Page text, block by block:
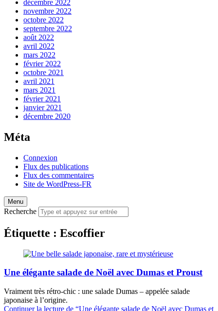
décembre 2022
novembre 2022
octobre 2022
septembre 2022
août 2022
avril 2022
mars 2022
février 2022
octobre 2021
avril 2021
mars 2021
février 2021
janvier 2021
décembre 2020
Méta
Connexion
Flux des publications
Flux des commentaires
Site de WordPress-FR
Menu
Recherche
Étiquette : Escoffier
Une élégante salade de Noël avec Dumas et Proust
Vraiment très rétro-chic : une salade Dumas – appelée salade
japonaise à l’origine.
Continuer la lecture de “Une élégante salade de Noël avec Dumas et